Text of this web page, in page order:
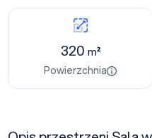
320 m²
Powierzchnia